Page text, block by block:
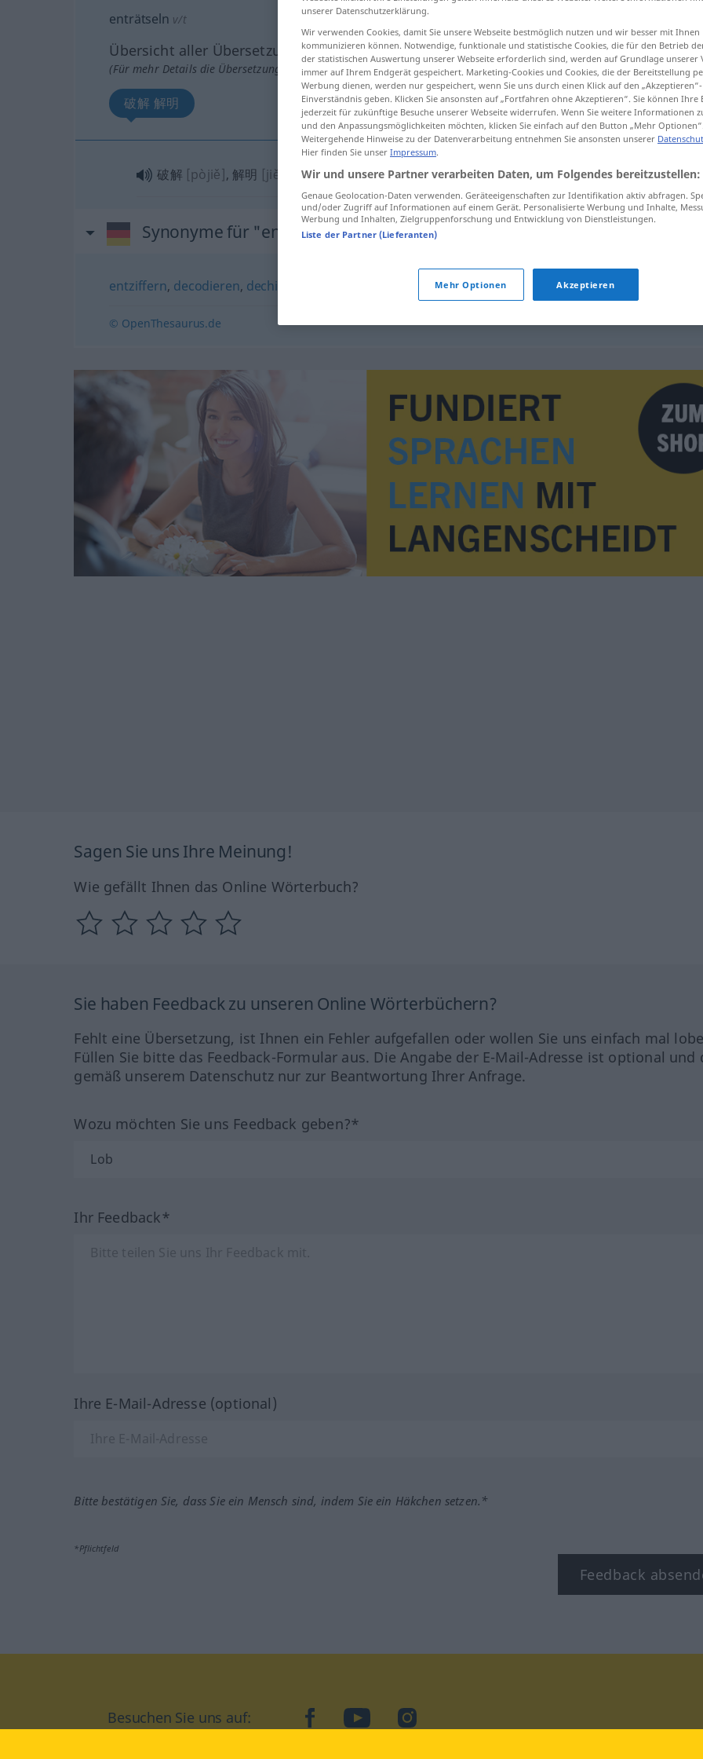
enträtseln v/t
Übersicht aller Übersetzungen
(Für mehr Details die Übersetzung anklicken/antippen)
破解 解明
破解 [pòjiě], 解明 [jiěmíng] enträtseln
Synonyme für "enträtseln"
entziffern, decodieren, dechiffrieren
© OpenThesaurus.de
Sagen Sie uns Ihre Meinung!
Wie gefällt Ihnen das Online Wörterbuch?
Sie haben Feedback zu unseren Online Wörterbüchern?
Fehlt eine Übersetzung, ist Ihnen ein Fehler aufgefallen oder wollen Sie uns einfach mal
Füllen Sie bitte das Feedback-Formular aus. Die Angabe der E-Mail-Adresse ist optional und
gemäß unserem Datenschutz nur zur Beantwortung Ihrer Anfrage.
Wozu möchten Sie uns Feedback geben?*
Ihr Feedback*
Ihre E-Mail-Adresse (optional)
Bitte bestätigen Sie, dass Sie ein Mensch sind, indem Sie ein Häkchen setzen.*
*Pflichtfeld
Feedback
Besuchen Sie uns auf: facebookYouTubeInstagram
unserer Datenschutzerklärung.
Wir verwenden Cookies, damit Sie unsere Webseite bestmöglich nutzen und wir besser mit Ihnen
kommunizieren können. Notwendige, funktionale und statistische Cookies, die für den Betrieb
der statistischen Auswertung unserer Webseite erforderlich sind, werden auf Grundlage unserer
immer auf Ihrem Endgerät gespeichert. Marketing-Cookies und Cookies, die der Bereitstellung
Werbung dienen, werden nur gespeichert, wenn Sie uns durch einen Klick auf den
Einverständnis geben. Klicken Sie ansonsten auf „Fortfahren ohne Akzeptieren“. Sie können
jederzeit für zukünftige Besuche unserer Webseite widerrufen. Wenn Sie weitere Informationen
und den Anpassungsmöglichkeiten möchten, klicken Sie einfach auf den Button „Mehr
Weitergehende Hinweise zu der Datenverarbeitung entnehmen Sie ansonsten unserer
Hier finden Sie unser Impressum.
Wir und unsere Partner verarbeiten Daten, um Folgendes bereitzustellen:
Genaue Geolocation-Daten verwenden. Geräteeigenschaften zur Identifikation aktiv abfragen.
und/oder Zugriff auf Informationen auf einem Gerät. Personalisierte Werbung und Inhalte,
Werbung und Inhalten, Zielgruppenforschung und Entwicklung von Dienstleistungen.
Liste der Partner (Lieferanten)
Mehr Optionen Akzeptieren